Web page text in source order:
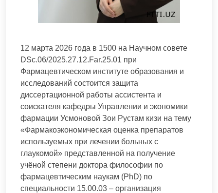
12 марта 2026 года в 1500 на Научном совете
DSc.06/2025.27.12.Far.25.01 при
Фармацевтическом институте образования и
исследований состоится защита
диссертационной работы ассистента и
соискателя кафедры Управлении и экономики
фармации Усмоновой Зои Рустам кизи на тему
«Фармакоэкономическая оценка препаратов
используемых при лечении больных с
глаукомой» представленной на получение
учёной степени доктора философии по
фармацевтическим наукам (PhD) по
специальности 15.00.03 – организация